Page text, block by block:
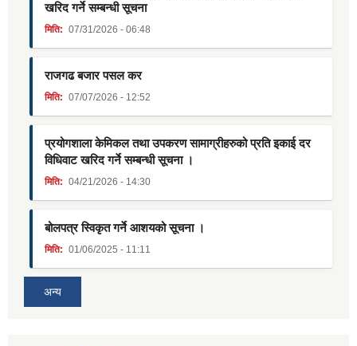
खरिद गर्ने सम्बन्धी सूचना
मिति: 07/31/2026 - 06:48
राजगढ बजार पसल कर
मिति: 07/07/2026 - 12:52
प्रयोगशाला केमिकल तथा उपकरण सामाग्रीहरुको प्रति इकाई दर
विधिवाट खरिद गर्ने सम्बन्धी सूचना ।
मिति: 04/21/2026 - 14:30
बोलपत्र स्विकृत गर्ने आशयको सूचना ।
मिति: 01/06/2025 - 11:11
अन्य